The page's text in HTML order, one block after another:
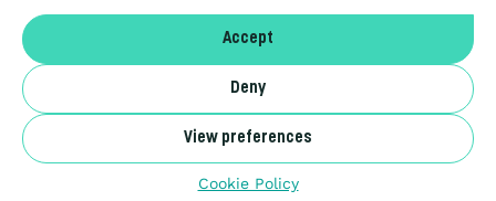
Accept
Deny
View preferences
Cookie Policy
Guide
belge
pour
les
Marchés
Publics
A propos
NL
Benor